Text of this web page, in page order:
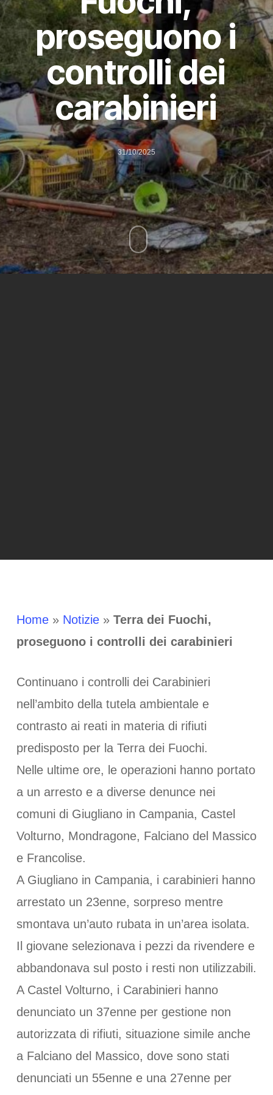
proseguono i
controlli dei
carabinieri
31/10/2025
Home» Notizie» Terra dei Fuochi,
proseguono i controlli dei carabinieri
Continuano i controlli dei Carabinieri
nell’ambito della tutela ambientale e
contrasto ai reati in materia di rifiuti
predisposto per la Terra dei Fuochi.
Nelle ultime ore, le operazioni hanno portato
a un arresto e a diverse denunce nei
comuni di Giugliano in Campania, Castel
Volturno, Mondragone, Falciano del Massico
e Francolise.
A Giugliano in Campania, i carabinieri hanno
arrestato un 23enne, sorpreso mentre
smontava un’auto rubata in un’area isolata.
Il giovane selezionava i pezzi da rivendere e
abbandonava sul posto i resti non utilizzabili.
A Castel Volturno, i Carabinieri hanno
denunciato un 37enne per gestione non
autorizzata di rifiuti, situazione simile anche
a Falciano del Massico, dove sono stati
denunciati un 55enne e una 27enne per